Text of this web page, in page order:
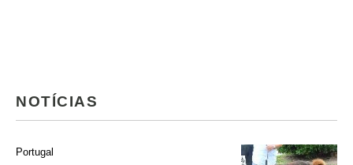
NOTÍCIAS
Portugal